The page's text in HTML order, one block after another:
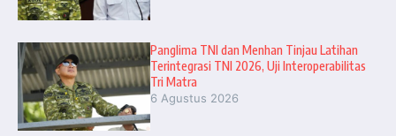
Panglima TNI dan Menhan Tinjau Latihan
Terintegrasi TNI 2026, Uji Interoperabilitas
Tri Matra
6 Agustus 2026